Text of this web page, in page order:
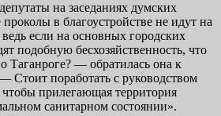
на заседаниях думских
в благоустройстве не идут на
если на основных городских
подобную бесхозяйственность, что
Таганроге? — обратилась она к
Стоит поработать с руководством
прилегающая территория
санитарном состоянии».